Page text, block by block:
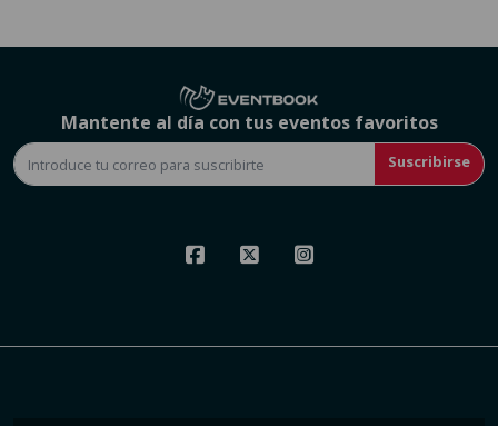
Mantente al día con tus eventos favoritos
Suscribirse